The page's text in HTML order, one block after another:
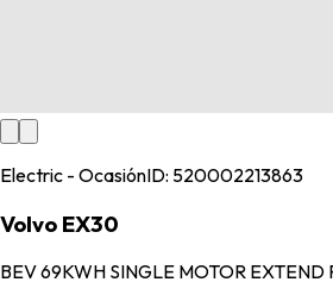
Electric - OcasiónID: 520002213863
Volvo EX30
BEV 69KWH SINGLE MOTOR EXTEND